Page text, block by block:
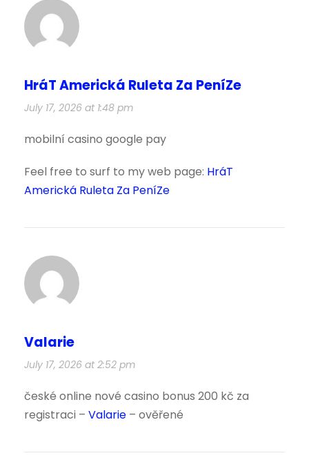
HráT Americká Ruleta Za PeníZe
July 17, 2026 at 1:48 pm
mobilní casino google pay
Feel free to surf to my web page: HráT
Americká Ruleta Za PeníZe
Valarie
July 17, 2026 at 2:52 pm
české online nové casino bonus 200 kč za
registraci – Valarie – ověřené